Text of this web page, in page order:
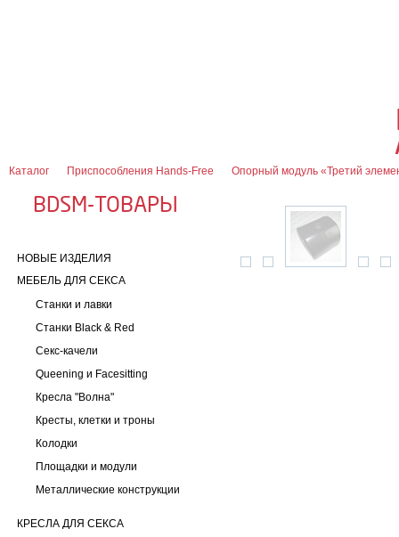
Каталог Приспособления Hands-Free Опорный модуль «Третий
BDSM-ТОВАРЫ
НОВЫЕ ИЗДЕЛИЯ
МЕБЕЛЬ ДЛЯ СЕКСА
Станки и лавки
Станки Black & Red
Секс-качели
Queening и Facesitting
Кресла "Волна"
Кресты, клетки и троны
Колодки
Площадки и модули
Металлические конструкции
КРЕСЛА ДЛЯ СЕКСА